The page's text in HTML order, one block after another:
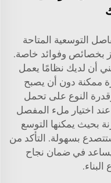
التوسعية المتاحة
بخصائص وفوائد خاصة.
أن لديك نظامًا يعمل
ممكنة دون أن يصبح
النوع على تحمل
عند اختيار ملء المفصل
بحيث يمكنها التوسع
بسهولة. التأكد من
يساعد في ضمان نجاح